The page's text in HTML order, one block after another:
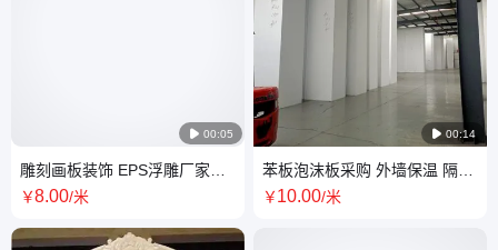
 00:05
雕刻画板装饰 EPS浮雕厂家定
制 款式多样 安装方便
￥8.00/米
 00:14
苯板泡沫板采购 外墙保温 隔热
板可按需定制品质保证
￥10.00/米